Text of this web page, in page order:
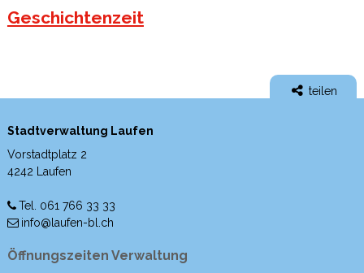
Geschichtenzeit
teilen
Stadtverwaltung Laufen
Vorstadtplatz 2
4242 Laufen
Tel. 061 766 33 33
info@laufen-bl.ch
Öffnungszeiten Verwaltung